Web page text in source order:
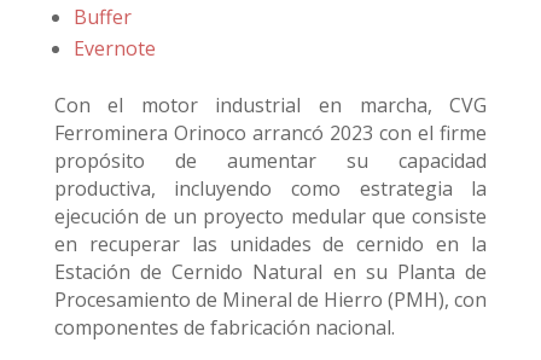
Buffer
Evernote
Con el motor industrial en marcha, CVG
Ferrominera Orinoco arrancó 2023 con el firme
propósito de aumentar su capacidad
productiva, incluyendo como estrategia la
ejecución de un proyecto medular que consiste
en recuperar las unidades de cernido en la
Estación de Cernido Natural en su Planta de
Procesamiento de Mineral de Hierro (PMH), con
componentes de fabricación nacional.